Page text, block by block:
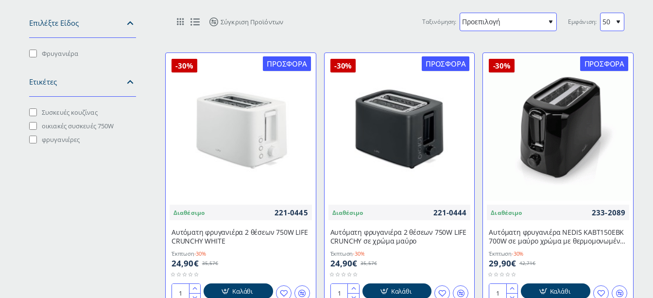
Επιλέξτε Είδος
Φρυγανιέρα
Ετικέτες
Συσκευές κουζίνας
οικιακές συσκευές 750W
φρυγανιέρες
Σύγκριση Προϊόντων Ταξινόμηση: Εμφάνιση:
ΠΡΟΣΦΟΡΆ
-30%
Διαθέσιμο 221-0445
Αυτόματη φρυγανιέρα 2 θέσεων 750W LIFE
CRUNCHY WHITE
Έκπτωση-30%
24,90€ 35,57€
Καλάθι
ΠΡΟΣΦΟΡΆ
-30%
Διαθέσιμο 221-0444
Αυτόματη φρυγανιέρα 2 θέσεων 750W LIFE
CRUNCHY σε χρώμα μαύρο
Έκπτωση-30%
24,90€ 35,57€
Καλάθι
ΠΡΟΣΦΟΡΆ
-30%
Διαθέσιμο 233-2089
Αυτόματη φρυγανιέρα NEDIS KABT150EBK
700W σε μαύρο χρώμα με θερμομονωμένο
περίβλημα
Έκπτωση-30%
29,90€ 42,71€
Καλάθι